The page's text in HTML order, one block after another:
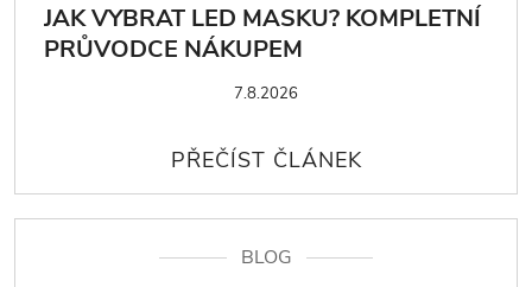
JAK VYBRAT LED MASKU? KOMPLETNÍ
PRŮVODCE NÁKUPEM
7.8.2026
BLOG